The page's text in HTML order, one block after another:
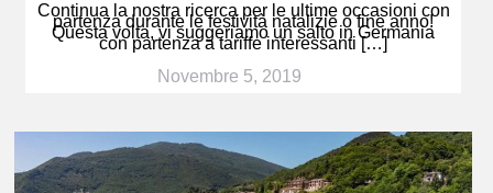
Continua la nostra ricerca per le ultime occasioni con
partenza durante le festività natalizie o fine anno!
Questa volta, vi suggeriamo un salto in Germania
con partenza a tariffe interessanti […]
Novembre 5, 2019